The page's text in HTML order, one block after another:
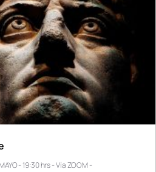
- 19:30 hrs - Vía ZOOM -